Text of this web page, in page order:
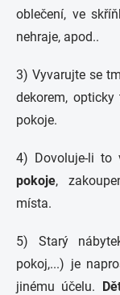
oblečení, ve
nehraje, apod..
3) Vyvarujte se
dekorem,
pokoje.
4) Dovoluje-li to
pokoje,
místa.
5) Starý
pokoj,...) je
jinému účelu.